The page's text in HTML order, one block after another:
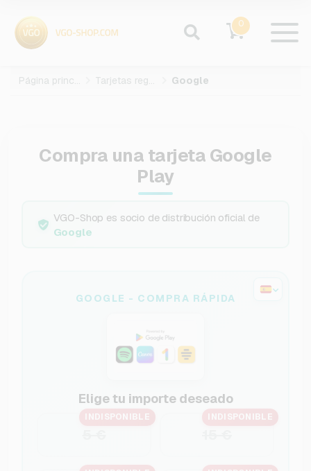
0
Página principal Tarjetas regalo Google
Compra una tarjeta Google
Play
VGO-Shop es socio de distribución oficial de
Google
GOOGLE - COMPRA RÁPIDA
Elige tu importe deseado
INDISPONIBLE INDISPONIBLE